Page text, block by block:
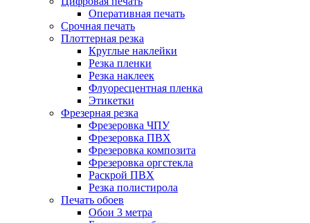
Оперативная печать
Срочная печать
Плоттерная резка
Круглые наклейки
Резка пленки
Резка наклеек
Флуоресцентная пленка
Этикетки
Фрезерная резка
Фрезеровка ЧПУ
Фрезеровка ПВХ
Фрезеровка композита
Фрезеровка оргстекла
Раскрой ПВХ
Резка полистирола
Печать обоев
Обои 3 метра